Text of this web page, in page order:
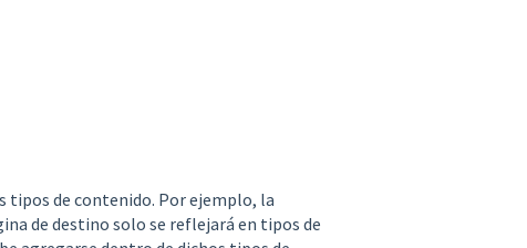
tipos de contenido. Por ejemplo, la
de destino solo se reflejará en tipos de